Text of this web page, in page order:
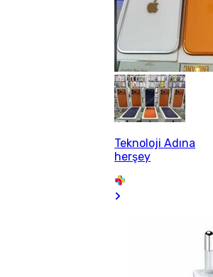
Teknoloji Adına
herşey